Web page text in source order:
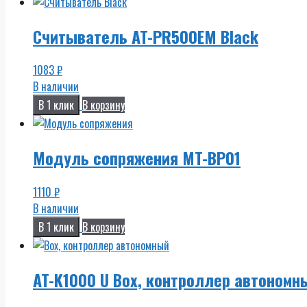
Считыватель AT-PR500EM Black
1083₽
В наличии
В 1 клик В корзину
Модуль сопряжения MT-BP01
1110 ₽
В наличии
В 1 клик В корзину
AT-K1000 U Box, контроллер